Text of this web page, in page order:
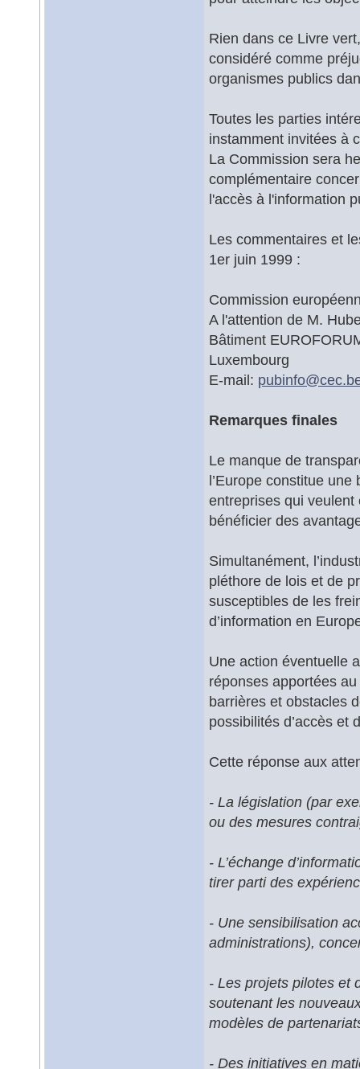
Rien dans ce Livre
considéré comme
organismes publics
Toutes les parties
instamment invitées à
La Commission sera
complémentaire
l'accès à l'information
Les commentaires et
1er juin 1999 :
Commission
A l'attention de M.
Bâtiment
Luxembourg
E-mail: pubinfo@
Remarques finales
Le manque de
l’Europe constitue
entreprises qui
bénéficier des
Simultanément,
pléthore de lois et de
susceptibles de les
d’information en
Une action éventuelle
réponses apportées
barrières et obstacles
possibilités d’accès et
Cette réponse aux
- La législation (par
ou des mesures
- L’échange
tirer parti des
- Une sensibilisation
administrations),
- Les projets pilotes et
soutenant les
modèles de
- Des initiatives en